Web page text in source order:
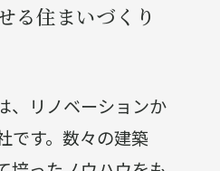
る住まいづくり
、リノベーションか
です。数々の建築